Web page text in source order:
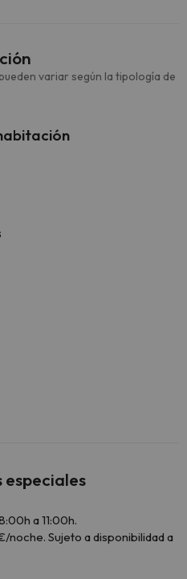
variar según la tipología de
especiales
a 11:00h.
noche. Sujeto a disponibilidad a